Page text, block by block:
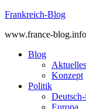
Skip
content
Frankreich-Blog
www.france-
Blog
Konzept
Politik
Europa